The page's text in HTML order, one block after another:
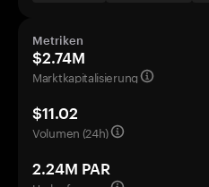
Metriken
$2.74M
Marktkapitalisierung
$11.02
Volumen (24h)
2.24M PAR